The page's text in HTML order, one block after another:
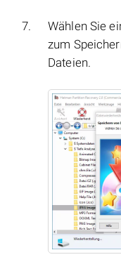
Wählen Sie
zum
Dateien.